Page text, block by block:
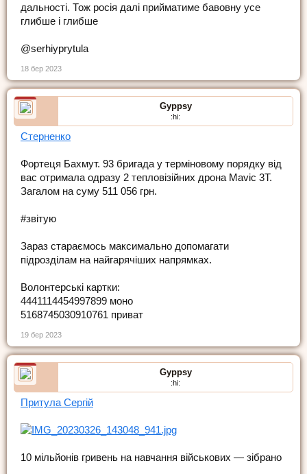
дальності. Тож росія далі прийматиме бавовну усе
глибше і глибше
@serhiyprytula
18 бер 2023
Gyppsy
:hi:
Стерненко
Фортеця Бахмут. 93 бригада у терміновому порядку від
вас отримала одразу 2 тепловізійних дрона Mavic 3T.
Загалом на суму 511 056 грн.
#звітую
Зараз стараємось максимально допомагати
підрозділам на найгарячіших напрямках.
Волонтерські картки:
4441114454997899 моно
5168745030910761 приват
19 бер 2023
Gyppsy
:hi:
Притула Сергій
10 мільйонів гривень на навчання військових — зібрано